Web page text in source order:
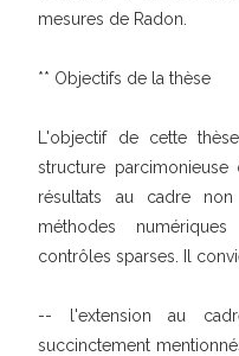
mesures de Radon.
** Objectifs de la thèse
L'objectif de cette
structure
résultats au cadre
méthodes
contrôles sparses. Il
-- l'extension au
succinctement